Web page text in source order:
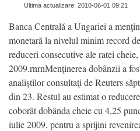
Ultima actualizare: 2010-06-01 09:21
Banca Centrală a Ungariei a
monetară la nivelul minim record
reduceri consecutive ale ratei
2009.rnrnMenţinerea dobânzii a
analiştilor consultaţi de Reuters
din 23. Restul au estimat o
coborât dobânda cheie cu 4,25
iulie 2009, pentru a sprijini